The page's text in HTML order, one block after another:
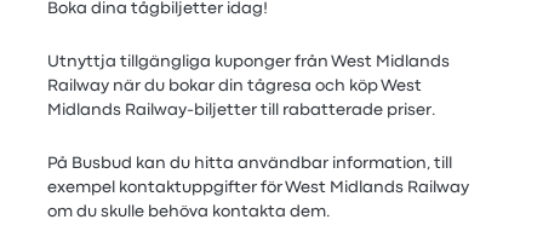
Boka dina tågbiljetter idag!
Utnyttja tillgängliga kuponger från West Midlands
Railway när du bokar din tågresa och köp West
Midlands Railway-biljetter till rabatterade priser.
På Busbud kan du hitta användbar information, till
exempel kontaktuppgifter för West Midlands Railway
om du skulle behöva kontakta dem.